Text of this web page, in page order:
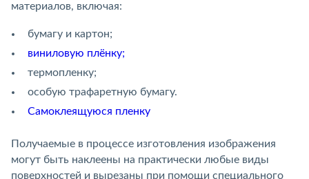
материалов, включая:
бумагу и картон;
виниловую плёнку;
термопленку;
особую трафаретную бумагу.
Самоклеящуюся пленку
Получаемые в процессе изготовления изображения
могут быть наклеены на практически любые виды
поверхностей и вырезаны при помощи специального